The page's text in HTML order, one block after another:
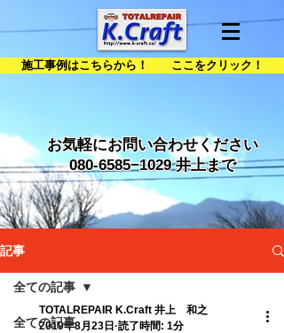
施工事例はこちらから！ ここをクリック！
お気軽にお問い合わせください
080-6585−1029 井上まで
記事
全ての記事
全ての記事
TOTALREPAIR K.Craft 井上 和之
2019年8月23日 読了時間: 1分